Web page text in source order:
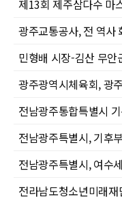
광주교통공사, 전 역사
전남광주특별시, 여수